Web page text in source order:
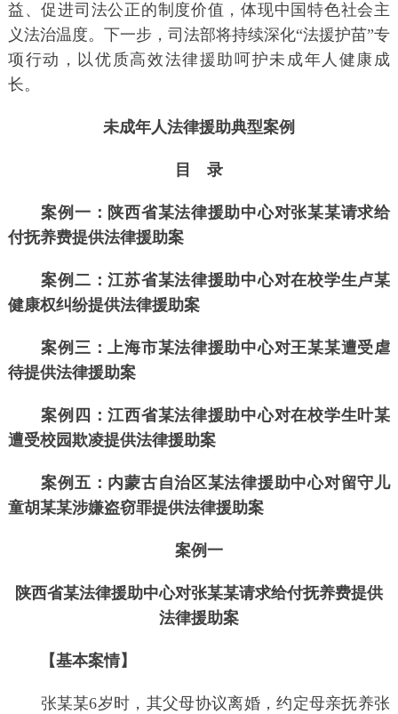
益、促进司法公正的制度价值，体现中国特色社会主
义法治温度。下一步，司法部将持续深化“法援护苗”专
项行动，以优质高效法律援助呵护未成年人健康成
长。
未成年人法律援助典型案例
目 录
案例一：陕西省某法律援助中心对张某某请求给
付抚养费提供法律援助案
案例二：江苏省某法律援助中心对在校学生卢某
健康权纠纷提供法律援助案
案例三：上海市某法律援助中心对王某某遭受虐
待提供法律援助案
案例四：江西省某法律援助中心对在校学生叶某
遭受校园欺凌提供法律援助案
案例五：内蒙古自治区某法律援助中心对留守儿
童胡某某涉嫌盗窃罪提供法律援助案
案例一
陕西省某法律援助中心对张某某请求给付抚养费提供
法律援助案
【基本案情】
张某某6岁时，其父母协议离婚，约定母亲抚养张